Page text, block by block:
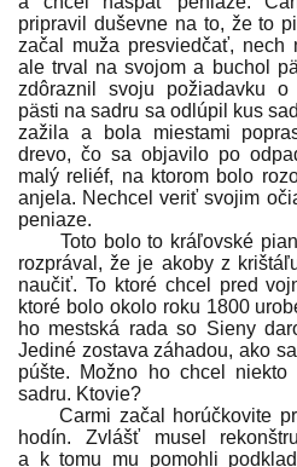
pripravil duševne na to, že to
začal muža presviedčať, nech
ale trval na svojom a buchol
zdôraznil svoju požiadavku o
pästi na sadru sa odlúpil kus
zažila a bola miestami
drevo, čo sa objavilo po
malý reliéf, na ktorom bolo
anjela. Nechcel veriť svojim
peniaze.
Toto bolo to kráľovské
rozprával, že je akoby z
naučiť. To ktoré chcel pred
ktoré bolo okolo roku 1800
ho mestská rada so Sieny
Jediné zostava záhadou, ako
púšte. Možno ho chcel
sadru. Ktovie?
Carmi začal horúčkovite
hodín. Zvlášť musel
a k tomu mu pomohli